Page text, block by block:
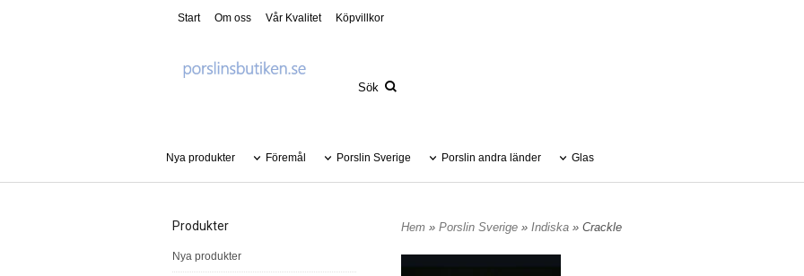
Start Om oss Vår Kvalitet Köpvillkor
Nya produkter Föremål Porslin Sverige Porslin andra länder Glas
Produkter
Nya produkter
Hem » Porslin Sverige » Indiska » Crackle